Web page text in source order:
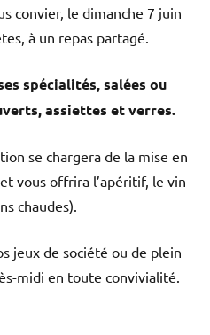
convier, le dimanche 7 juin
à un repas partagé.
spécialités, salées ou
assiettes et verres.
se chargera de la mise en
vous offrira l’apéritif, le vin
chaudes).
jeux de société ou de plein
midi en toute convivialité.